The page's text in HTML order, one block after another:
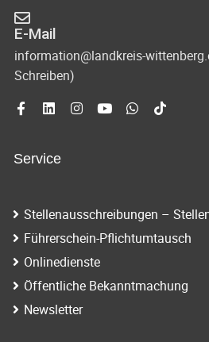
E-Mail
information@landkreis-
Schreiben)
Service
Stellenausschreibungen –
Führerschein-Pflichtumtausch
Onlinedienste
Öffentliche Bekanntmachung
Newsletter